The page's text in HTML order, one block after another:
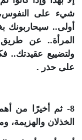
شيء على النفوس،
أولى..
المرأة.. عن طريق
ولتضييع عقيدتك..
على حذر .
8- ثم أخيرًا من
الخذلان والهزيمة،